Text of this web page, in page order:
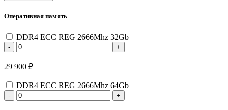
Оперативная память
DDR4 ECC REG 2666Mhz 32Gb
- +
29 900 ₽
DDR4 ECC REG 2666Mhz 64Gb
- +